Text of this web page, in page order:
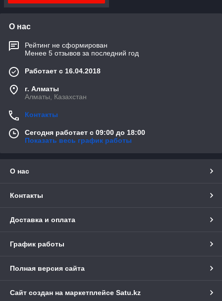
О нас
Рейтинг не сформирован
Менее 5 отзывов за последний год
Работает с 16.04.2018
г. Алматы
Алматы, Казахстан
Контакты
Сегодня работает с 09:00 до 18:00
Показать весь график работы
О нас
Контакты
Доставка и оплата
График работы
Полная версия сайта
Сайт создан на маркетплейсе Satu.kz